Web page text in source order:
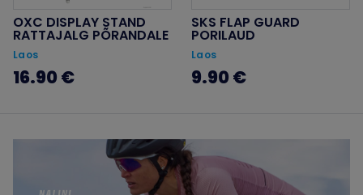
OXC DISPLAY STAND
RATTAJALG PÕRANDALE
Laos
16.90 €
SKS FLAP GUARD
PORILAUD
Laos
9.90 €